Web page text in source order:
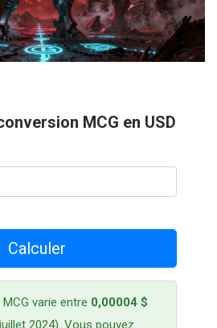
MCG en USD
Calculer
varie entre 0,00004 $
2024). Vous pouvez